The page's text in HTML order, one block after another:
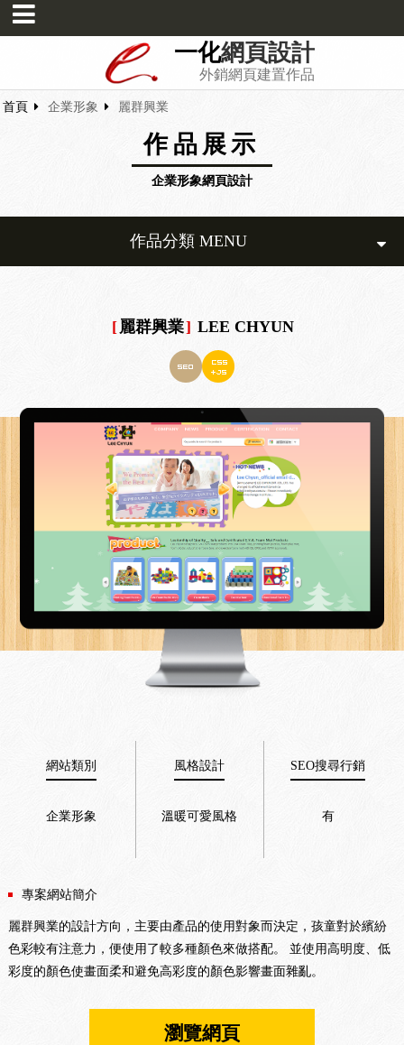
一化網頁設計
外銷網頁建置作品
首頁 企業形象 麗群興業
作品展示
企業形象網頁設計
作品分類 MENU
[ 麗群興業] LEE CHYUN
網站類別
企業形象
風格設計
溫暖可愛風格
SEO搜尋行銷
有
專案網站簡介
麗群興業的設計方向，主要由產品的使用對象而決定，孩童對於繽紛
色彩較有注意力，便使用了較多種顏色來做搭配。 並使用高明度、低
彩度的顏色使畫面柔和避免高彩度的顏色影響畫面雜亂。
瀏覽網頁